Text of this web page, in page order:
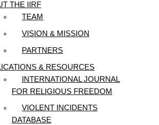
THE IIRF
TEAM
VISION & MISSION
PARTNERS
& RESOURCES
INTERNATIONAL JOURNAL
FOR RELIGIOUS FREEDOM
VIOLENT INCIDENTS
DATABASE